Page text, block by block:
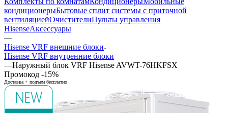
кондиционерыБытовые сплит системы с приточной
вентиляциейОчистителиПульты управления
HisenseАксессуары
—
Hisense VRF внешние блоки
Hisense VRF внутренние блоки
—Наружный блок VRF Hisense AVWT-76HKFSX
Промокод -15%
Доставка + подъем бесплатно